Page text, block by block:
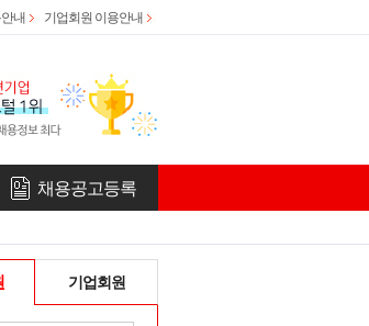
내 기업회원 이용안내
채용공고등록
기업회원